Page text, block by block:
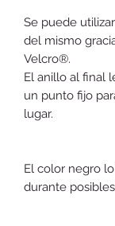
Se puede
del mismo
Velcro®.
El anillo al final
un punto fijo
lugar.
El color negro
durante